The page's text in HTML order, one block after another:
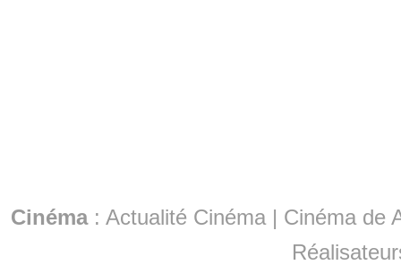
Cinéma: Actualité Cinéma | Cinéma de